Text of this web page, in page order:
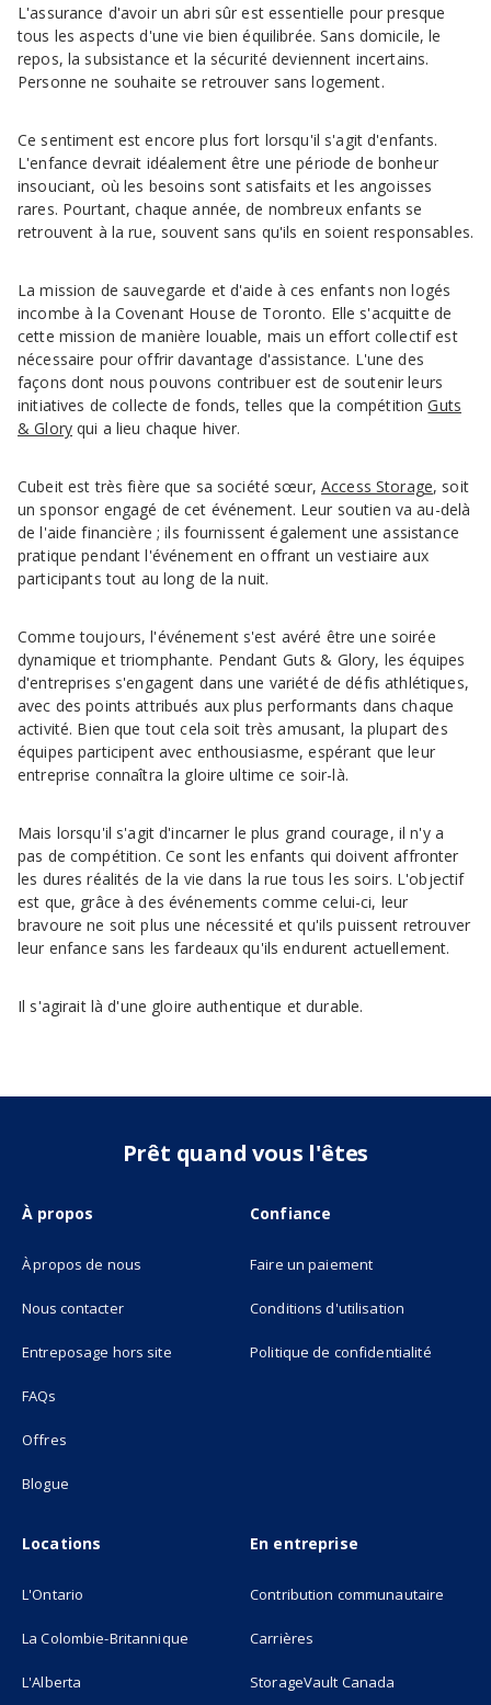
L'assurance d'avoir un abri sûr est essentielle pour presque
tous les aspects d'une vie bien équilibrée. Sans domicile, le
repos, la subsistance et la sécurité deviennent incertains.
Personne ne souhaite se retrouver sans logement.
Ce sentiment est encore plus fort lorsqu'il s'agit d'enfants.
L'enfance devrait idéalement être une période de bonheur
insouciant, où les besoins sont satisfaits et les angoisses
rares. Pourtant, chaque année, de nombreux enfants se
retrouvent à la rue, souvent sans qu'ils en soient responsables.
La mission de sauvegarde et d'aide à ces enfants non logés
incombe à la Covenant House de Toronto. Elle s'acquitte de
cette mission de manière louable, mais un effort collectif est
nécessaire pour offrir davantage d'assistance. L'une des
façons dont nous pouvons contribuer est de soutenir leurs
initiatives de collecte de fonds, telles que la compétitionGuts
& Gloryqui a lieu chaque hiver.
Cubeit est très fière que sa société sœur,Access Storage, soit
un sponsor engagé de cet événement. Leur soutien va au-delà
de l'aide financière ; ils fournissent également une assistance
pratique pendant l'événement en offrant un vestiaire aux
participants tout au long de la nuit.
Comme toujours, l'événement s'est avéré être une soirée
dynamique et triomphante. Pendant Guts & Glory, les équipes
d'entreprises s'engagent dans une variété de défis athlétiques,
avec des points attribués aux plus performants dans chaque
activité. Bien que tout cela soit très amusant, la plupart des
équipes participent avec enthousiasme, espérant que leur
entreprise connaîtra la gloire ultime ce soir-là.
Mais lorsqu'il s'agit d'incarner le plus grand courage, il n'y a
pas de compétition. Ce sont les enfants qui doivent affronter
les dures réalités de la vie dans la rue tous les soirs. L'objectif
est que, grâce à des événements comme celui-ci, leur
bravoure ne soit plus une nécessité et qu'ils puissent retrouver
leur enfance sans les fardeaux qu'ils endurent actuellement.
Il s'agirait là d'une gloire authentique et durable.
Prêt quand vous l'êtes
À propos
À propos de nous
Nous contacter
Entreposage hors site(opens in new tab)
FAQs
Offres
Blogue
Confiance
Faire un paiement
Conditions d'utilisation
Politique de confidentialité
Locations
L'Ontario
La Colombie-Britannique
L'Alberta
En entreprise
Contribution communautaire
Carrières
StorageVault Canada